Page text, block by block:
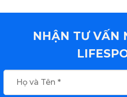
NHẬN TƯ VẤN